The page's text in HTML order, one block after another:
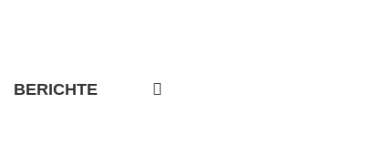
BERICHTE